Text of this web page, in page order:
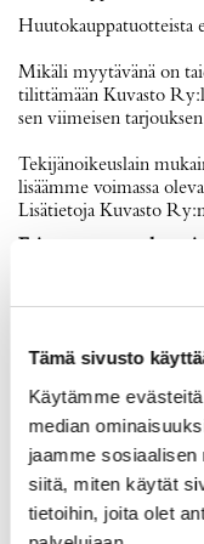
Tämä sivusto
Käytämme
median
jaamme sosiaalisen
siitä, miten käytät
tietoihin, joita olet
Huutokauppatuotteista
Mikäli myytävänä on
tilittämään Kuvasto
sen viimeisen
Tekijänoikeuslain
lisäämme voimassa
Lisätietoja Kuvasto
Lähetyskulutaulukko:
1.luokan kirjeposti, 1-30
Postipaketti, 31-500
Vakuutettu lähetys, 501-